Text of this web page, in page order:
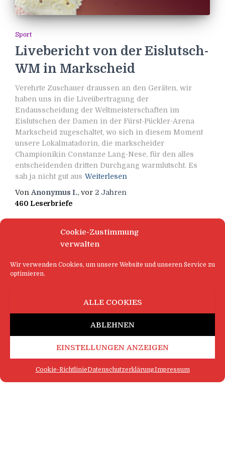
Cookie-Zustimmung
verwalten
Wir verwenden Cookies, um unsere Website und unseren Service zu
optimieren.
ALLE COOKIES
ABLEHNEN
EINSTELLUNGEN ANZEIGEN
Cookie-RichtlinieDatenschutzerklärungImpressum
Sport
Livebericht von der Eislutsch-
WM in Markscheid
Verehrte Zuschauer draussen an den Geräten, wir
haben uns in die Liveübertragung der
Endausscheidung der Weltmeisterschaften im
Eislutschen der Damen in der Fürst-Pückler-Arena
Markscheid zugeschaltet, wo sich in diesem Moment
unsere Lokalmatadorin, die markscheider
Championikin Constanze Lang-Nese, für den alles
entscheidenden dritten Durchgang warmlutscht. Es
sah ja nicht gut aus Weiterlesen
Von Anonymus I., vor 2 Jahren
460 Leserbriefe